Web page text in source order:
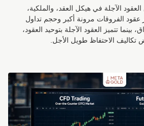
الآجلة في هيكل العقد، والملكية،
عقود الفروقات مرونة أكبر وحجم تداول
تتميز العقود الآجلة بتوحيد العقود،
تكاليف الاحتفاظ طويل الأجل.